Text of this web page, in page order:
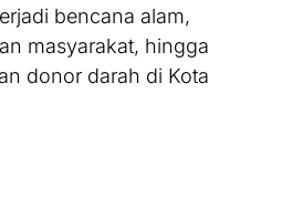
bencana alam,
masyarakat, hingga
donor darah di Kota